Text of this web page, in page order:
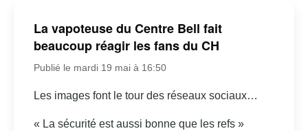
La vapoteuse du Centre Bell fait
beaucoup réagir les fans du CH
Publié le mardi 19 mai à 16:50
Les images font le tour des réseaux sociaux…
« La sécurité est aussi bonne que les refs »